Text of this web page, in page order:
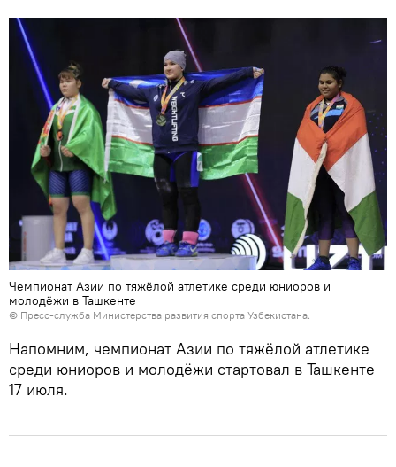
Чемпионат Азии по тяжёлой атлетике среди юниоров и
молодёжи в Ташкенте
© Пресс-служба Министерства развития спорта Узбекистана.
Напомним, чемпионат Азии по тяжёлой атлетике
среди юниоров и молодёжи стартовал в Ташкенте
17 июля.